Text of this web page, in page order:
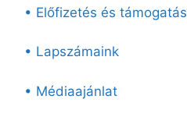
• Előfizetés és támogatás
• Lapszámaink
• Médiaajánlat